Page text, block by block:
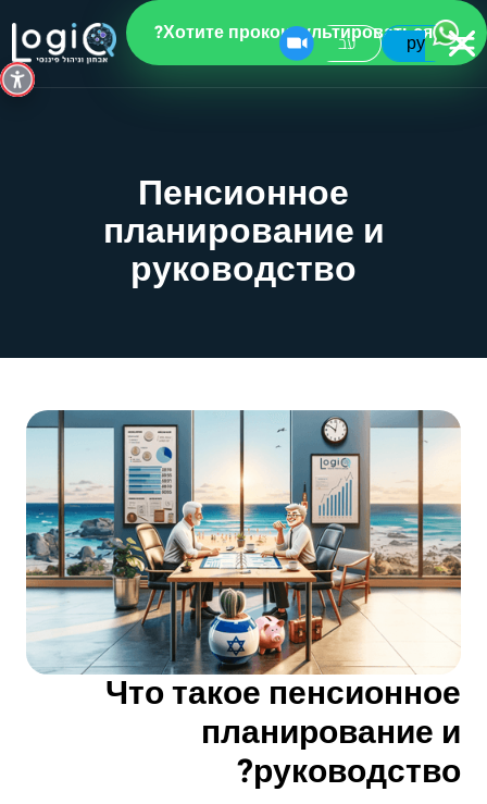
Хотите проконсультироваться?
עב ру
Пенсионное
планирование и
руководство
Что такое пенсионное
планирование и
руководство?